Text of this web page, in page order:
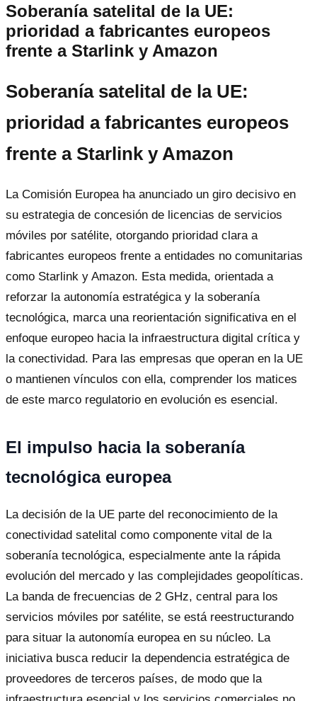
Soberanía satelital de la UE:
prioridad a fabricantes europeos
frente a Starlink y Amazon
Soberanía satelital de la UE:
prioridad a fabricantes europeos
frente a Starlink y Amazon
La Comisión Europea ha anunciado un giro decisivo en
su estrategia de concesión de licencias de servicios
móviles por satélite, otorgando prioridad clara a
fabricantes europeos frente a entidades no comunitarias
como Starlink y Amazon. Esta medida, orientada a
reforzar la autonomía estratégica y la soberanía
tecnológica, marca una reorientación significativa en el
enfoque europeo hacia la infraestructura digital crítica y
la conectividad. Para las empresas que operan en la UE
o mantienen vínculos con ella, comprender los matices
de este marco regulatorio en evolución es esencial.
El impulso hacia la soberanía
tecnológica europea
La decisión de la UE parte del reconocimiento de la
conectividad satelital como componente vital de la
soberanía tecnológica, especialmente ante la rápida
evolución del mercado y las complejidades geopolíticas.
La banda de frecuencias de 2 GHz, central para los
servicios móviles por satélite, se está reestructurando
para situar la autonomía europea en su núcleo. La
iniciativa busca reducir la dependencia estratégica de
proveedores de terceros países, de modo que la